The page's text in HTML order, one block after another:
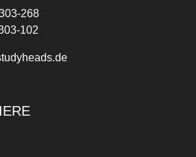
268
102